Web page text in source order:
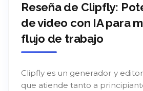
Reseña de Clipfly:
de video con IA para
flujo de trabajo
Clipfly es un generador y
que atiende tanto a